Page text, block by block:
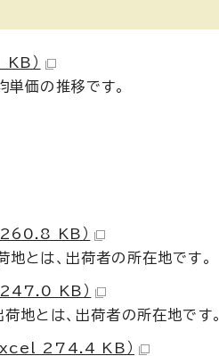
）
価の推移です。
260.8 KB）
とは、出荷者の所在地です。
247.0 KB）
地とは、出荷者の所在地です。
Excel 274.4 KB）